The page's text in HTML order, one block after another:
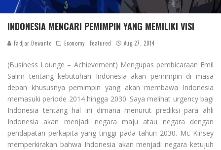
INDONESIA MENCARI PEMIMPIN YANG MEMILIKI VISI
Fadjar Dewanto Economy Featured Aug 27, 2014
(Business Lounge – Achievement) Mengupas pembicaraan Emil
Salim tentang kebutuhan Indonesia akan pemimpin di masa
depan khususnya pemimpin yang akan membawa Indonesia
memasuki periode 2014 hingga 2030. Saya melihat urgency bagi
Indonesia tentang hal ini dimana menurut prediksi para ahli
Indonesia akan menjadi negara maju atau negara dengan
pendapatan perkapita yang tinggi pada tahun 2030. Mc Kinsey
memperkirakan bahwa Indonesia akan menjadi negara ketujuh